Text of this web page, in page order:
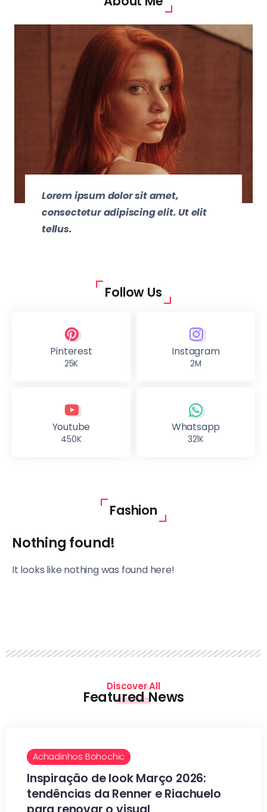
Lorem ipsum dolor sit amet,
consectetur adipiscing elit. Ut elit
tellus.
Follow Us
Pinterest
25K
Instagram
2M
Youtube
450K
Whatsapp
321K
Fashion
Nothing found!
It looks like nothing was found here!
Featured News
Discover All
Achadinhos Bohochic
Inspiração de look Março 2026:
tendências da Renner e Riachuelo